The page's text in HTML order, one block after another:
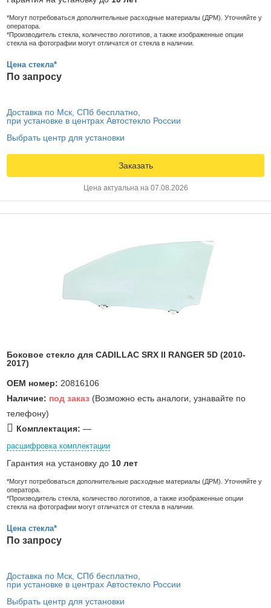
*Могут потребоваться дополнительные расходные материалы (ДРМ). Уточняйте у
оператора.
*Производитель стекла, количество логотипов, а также изображенные опции
стекла на фотографии могут отличатся от стекла в наличии.
Цена стекла*
По запросу
Доставка по Мск, СПб бесплатно,
при установке в центрах Автостекло России
Выбрать центр для установки
Заказать
Цена актуальна на 07.08.2026
Боковое стекло для CADILLAC SRX II RANGER 5D (2010-
2017)
OEM номер: 20816106
Наличие: под заказ (Возможно есть аналоги, узнавайте по
телефону)
Комплектация: —
расшифровка комплектации
Гарантия на установку до 10 лет
*Могут потребоваться дополнительные расходные материалы (ДРМ). Уточняйте у
оператора.
*Производитель стекла, количество логотипов, а также изображенные опции
стекла на фотографии могут отличатся от стекла в наличии.
Цена стекла*
По запросу
Доставка по Мск, СПб бесплатно,
при установке в центрах Автостекло России
Выбрать центр для установки